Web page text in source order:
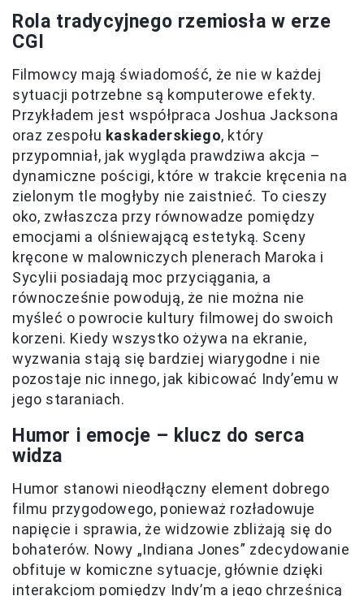
Rola tradycyjnego rzemiosła w erze
CGI
Filmowcy mają świadomość, że nie w każdej
sytuacji potrzebne są komputerowe efekty.
Przykładem jest współpraca Joshua Jacksona
oraz zespołu kaskaderskiego, który
przypomniał, jak wygląda prawdziwa akcja –
dynamiczne pościgi, które w trakcie kręcenia na
zielonym tle mogłyby nie zaistnieć. To cieszy
oko, zwłaszcza przy równowadze pomiędzy
emocjami a olśniewającą estetyką. Sceny
kręcone w malowniczych plenerach Maroka i
Sycylii posiadają moc przyciągania, a
równocześnie powodują, że nie można nie
myśleć o powrocie kultury filmowej do swoich
korzeni. Kiedy wszystko ożywa na ekranie,
wyzwania stają się bardziej wiarygodne i nie
pozostaje nic innego, jak kibicować Indy’emu w
jego staraniach.
Humor i emocje – klucz do serca
widza
Humor stanowi nieodłączny element dobrego
filmu przygodowego, ponieważ rozładowuje
napięcie i sprawia, że widzowie zbliżają się do
bohaterów. Nowy „Indiana Jones” zdecydowanie
obfituje w komiczne sytuacje, głównie dzięki
interakcjom pomiędzy Indy’m a jego chrześnicą